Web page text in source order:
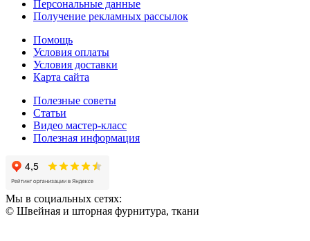
Персональные данные
Получение рекламных рассылок
Помощь
Условия оплаты
Условия доставки
Карта сайта
Полезные советы
Статьи
Видео мастер-класс
Полезная информация
Мы в социальных сетях:
© Швейная и шторная фурнитура, ткани